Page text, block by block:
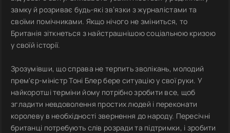
замку й розриває будь-які зв’язки з журналістами та
своїми помічниками. Якщо нічого не зміниться, то
Британія зіткнеться з найстрашнішою соціальною кризою
у своїй історії.
Зрозумівши, що справа не терпить зволікань, молодий
прем'єр-міністр Тоні Блер бере ситуацію у свої руки. У
найкоротші терміни йому потрібно зробити все, щоб
згладити невдоволення простих людей і переконати
королеву в необхідності звернення до народу. Пересічні
британці потребують слів розради та підтримки, і зробити